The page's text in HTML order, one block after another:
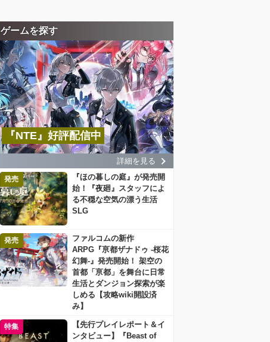
ゲームを探す
『NTE』好評配信中
詳細を見る
発売
『ほの暮しの庭』が発売開
始！『夜廻』スタッフによ
る不穏な空気の漂う生活
SLG
発売
ファルコムの新作
ARPG『亰都ザナドゥ -桜花
幻舞-』発売開始！ 架空の
首都「亰都」を舞台に日常
生活とダンジョン探索が楽
しめる【攻略wiki開設済
み】
特集
【先行プレイレポート＆イ
ンタビュー】『Beast of